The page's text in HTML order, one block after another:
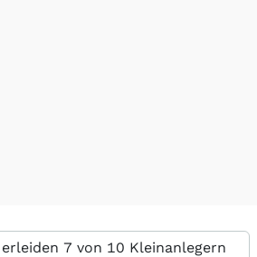
7 von 10 Kleinanlegern